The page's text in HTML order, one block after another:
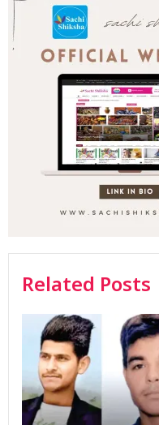
Related Posts